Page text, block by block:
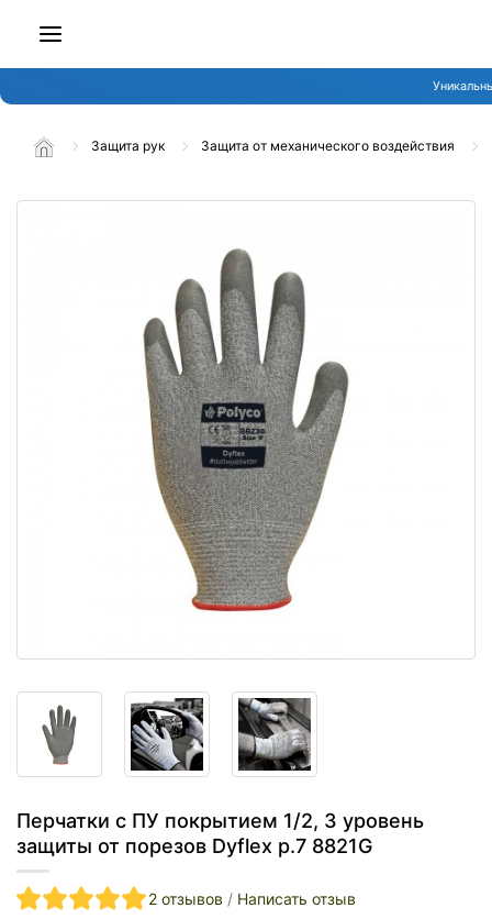
Защита рук Защита от механического воздействия
Перчатки с ПУ покрытием 1/2, 3 уровень
защиты от порезов Dyflex р.7 8821G
2 отзывов / Написать отзыв